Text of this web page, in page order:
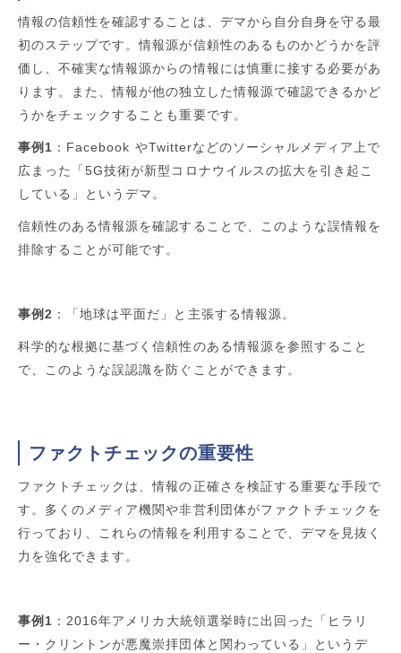
情報の信頼性を確認することは、デマから自分自身を守る最
初のステップです。情報源が信頼性のあるものかどうかを評
価し、不確実な情報源からの情報には慎重に接する必要があ
ります。また、情報が他の独立した情報源で確認できるかど
うかをチェックすることも重要です。
事例1 ：Facebook やTwitterなどのソーシャルメディア上で
広まった「5G技術が新型コロナウイルスの拡大を引き起こ
している」というデマ。
信頼性のある情報源を確認することで、このような誤情報を
排除することが可能です。
事例2 ：「地球は平面だ」と主張する情報源。
科学的な根拠に基づく信頼性のある情報源を参照すること
で、このような誤認識を防ぐことができます。
ファクトチェックの重要性
ファクトチェックは、情報の正確さを検証する重要な手段で
す。多くのメディア機関や非営利団体がファクトチェックを
行っており、これらの情報を利用することで、デマを見抜く
力を強化できます。
事例1 ：2016年アメリカ大統領選挙時に出回った「ヒラリ
ー・クリントンが悪魔崇拝団体と関わっている」というデ